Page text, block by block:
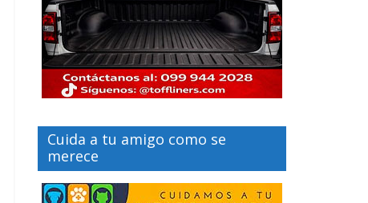
Cuida a tu amigo como se
merece